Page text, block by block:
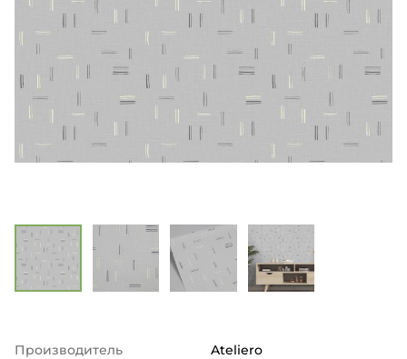
Производитель
Ateliero